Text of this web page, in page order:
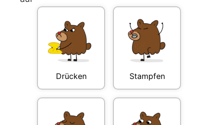
Drücken Stampfen